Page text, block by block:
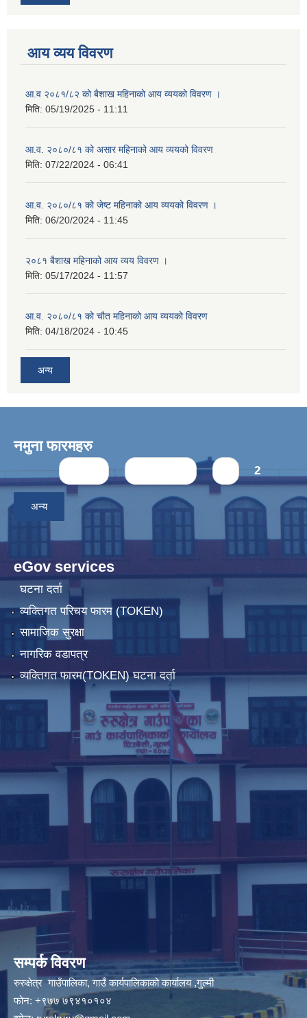
आय व्यय विवरण
आ.व २०८१/८२ को बैशाख महिनाको आय व्ययको विवरण ।
मिति: 05/19/2025 - 11:11
आ.व. २०८०/८१ को असार महिनाको आय व्ययको विवरण
मिति: 07/22/2024 - 06:41
आ.व. २०८०/८१ को जेष्ट महिनाको आय व्ययको विवरण ।
मिति: 06/20/2024 - 11:45
२०८१ बैशाख महिनाको आय व्यय विवरण ।
मिति: 05/17/2024 - 11:57
आ.व. २०८०/८१ को चौत महिनाको आय व्ययको विवरण
मिति: 04/18/2024 - 10:45
अन्य
नमुना फारमहरु
Pages 2
अन्य
eGov services
घटना दर्ता
व्यक्तिगत परिचय फारम (TOKEN)
सामाजिक सुरक्षा
नागरिक वडापत्र
व्यक्तिगत फारम(TOKEN) घटना दर्ता
सम्पर्क विवरण
रुरुक्षेत्र गाउँपालिका, गाउँ कार्यपालिकाको कार्यालय ,गुल्मी
फोन: +९७७ ७९४१०१०४